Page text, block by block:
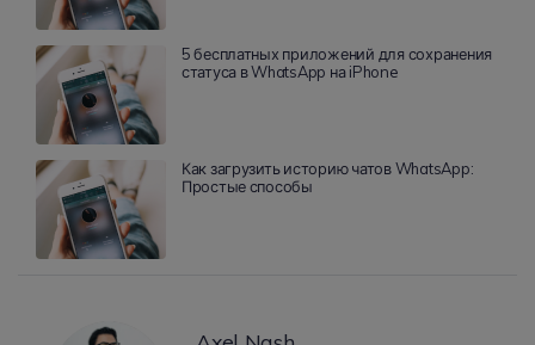
5 бесплатных приложений для сохранения
статуса в WhatsApp на iPhone
Как загрузить историю чатов WhatsApp:
Простые способы